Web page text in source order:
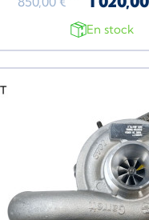
En stock